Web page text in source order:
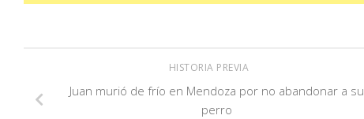
HISTORIA PREVIA
Juan murió de frío en Mendoza por no abandonar a su
perro